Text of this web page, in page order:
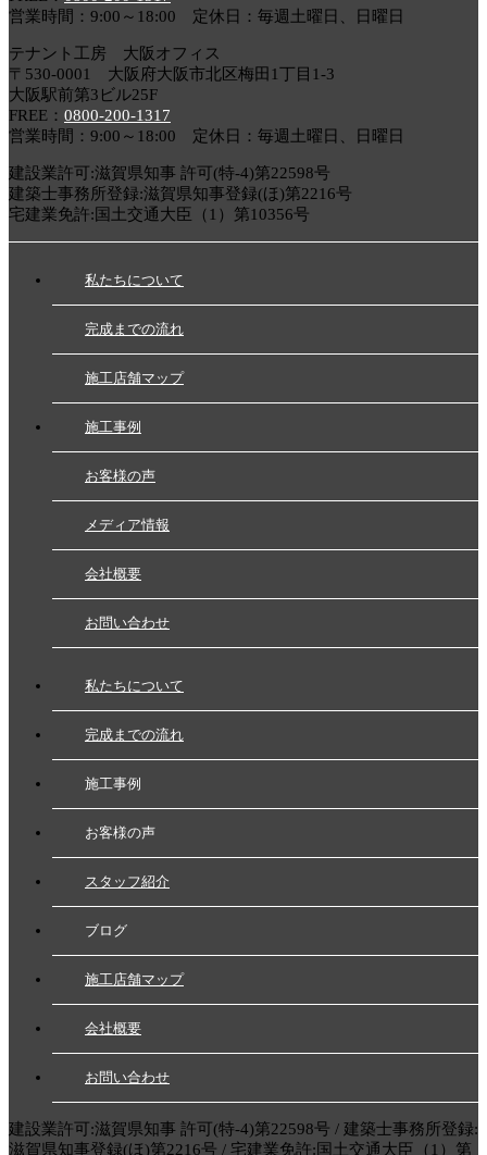
営業時間：9:00～18:00 定休日：毎週土曜日、日曜日
テナント工房 大阪オフィス
〒530-0001 大阪府大阪市北区梅田1丁目1-3
大阪駅前第3ビル25F
FREE： 0800-200-1317
営業時間：9:00～18:00 定休日：毎週土曜日、日曜日
建設業許可:滋賀県知事 許可(特-4)第22598号
建築士事務所登録:滋賀県知事登録(ほ)第2216号
宅建業免許:国土交通大臣（1）第10356号
私たちについて
完成までの流れ
施工店舗マップ
施工事例
お客様の声
メディア情報
会社概要
お問い合わせ
私たちについて
完成までの流れ
施工事例
お客様の声
スタッフ紹介
ブログ
施工店舗マップ
会社概要
お問い合わせ
建設業許可:滋賀県知事 許可(特-4)第22598号 / 建築士事務所登録:
滋賀県知事登録(ほ)第2216号 / 宅建業免許:国土交通大臣（1）第